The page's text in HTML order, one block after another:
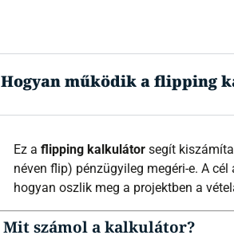
Hogyan működik a flipping
Ez a flipping kalkulátor segít
néven flip) pénzügyileg megéri-e. A cél
hogyan oszlik meg a projektben a
Mit számol a kalkulátor?